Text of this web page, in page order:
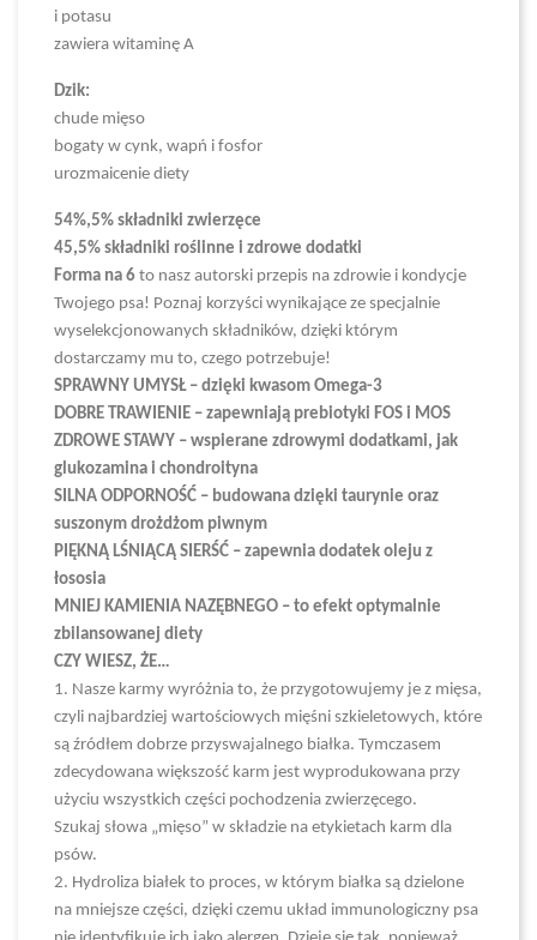
i potasu
zawiera witaminę A
Dzik:
chude mięso
bogaty w cynk, wapń i fosfor
urozmaicenie diety
54%,5% składniki zwierzęce
45,5% składniki roślinne i zdrowe dodatki
Forma na 6 to nasz autorski przepis na zdrowie i kondycje
Twojego psa! Poznaj korzyści wynikające ze specjalnie
wyselekcjonowanych składników, dzięki którym
dostarczamy mu to, czego potrzebuje!
SPRAWNY UMYSŁ – dzięki kwasom Omega-3
DOBRE TRAWIENIE – zapewniają prebiotyki FOS i MOS
ZDROWE STAWY – wspierane zdrowymi dodatkami, jak
glukozamina i chondroityna
SILNA ODPORNOŚĆ – budowana dzięki taurynie oraz
suszonym drożdżom piwnym
PIĘKNĄ LŚNIĄCĄ SIERŚĆ – zapewnia dodatek oleju z
łososia
MNIEJ KAMIENIA NAZĘBNEGO – to efekt optymalnie
zbilansowanej diety
CZY WIESZ, ŻE…
1. Nasze karmy wyróżnia to, że przygotowujemy je z mięsa,
czyli najbardziej wartościowych mięśni szkieletowych, które
są źródłem dobrze przyswajalnego białka. Tymczasem
zdecydowana większość karm jest wyprodukowana przy
użyciu wszystkich części pochodzenia zwierzęcego.
Szukaj słowa „mięso” w składzie na etykietach karm dla
psów.
2. Hydroliza białek to proces, w którym białka są dzielone
na mniejsze części, dzięki czemu układ immunologiczny psa